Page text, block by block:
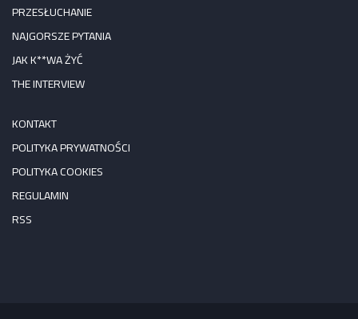
PRZESŁUCHANIE
NAJGORSZE PYTANIA
JAK K**WA ŻYĆ
THE INTERVIEW
KONTAKT
POLITYKA PRYWATNOŚCI
POLITYKA COOKIES
REGULAMIN
RSS